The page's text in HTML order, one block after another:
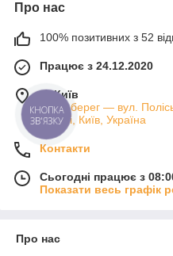
Про нас
100% позитивних з 52
Працює з 24.12.2020
м. Київ
Лівий берег — вул.
березі, Київ, Україна
Контакти
Сьогодні працює з
Показати весь графік
Про нас
КНОПКА
ЗВ'ЯЗКУ